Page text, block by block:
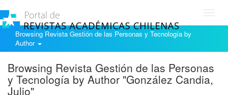
Browsing Revista Gestión de las Personas y Tecnología by
Author
Browsing Revista Gestión de las Personas
y Tecnología by Author "González Candia,
Julio"